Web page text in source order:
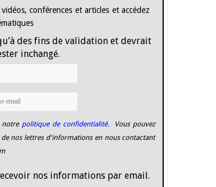
conférences et articles et accédez
des fins de validation et devrait
inchangé.
notrepolitique de confidentialité.
Vous pouvez
nos lettres d'informations en nous contactant
nos informations par email.